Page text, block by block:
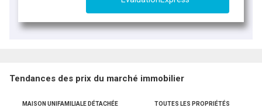
Tendances des prix du marché immobilier
MAISON UNIFAMILIALE DÉTACHÉE TOUTES LES PROPRIÉTÉS